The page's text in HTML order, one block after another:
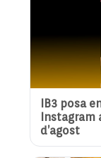
IB3 posa
Instagram
d’agost